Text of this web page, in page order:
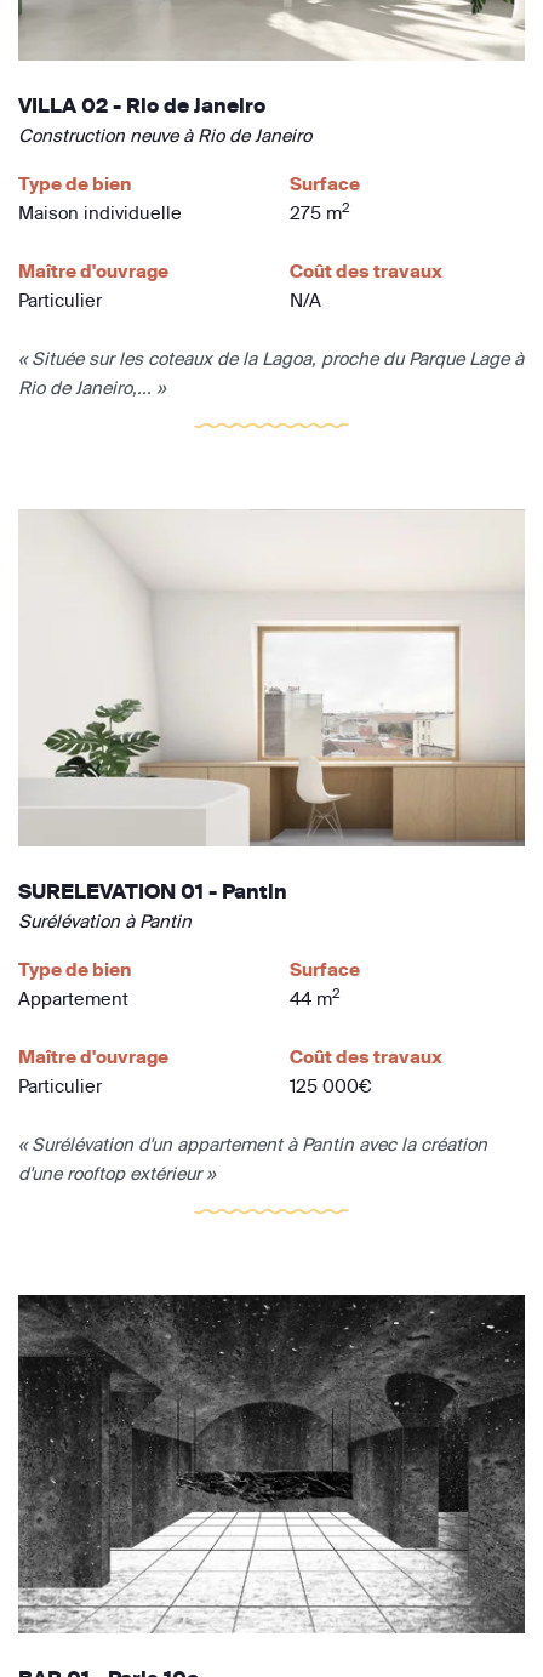
VILLA 02 - Rio de Janeiro
Construction neuve à Rio de Janeiro
Type de bien
Maison individuelle
Surface
275 m2
Maître d'ouvrage
Particulier
Coût des travaux
N/A
« Située sur les coteaux de la Lagoa, proche du Parque Lage à
Rio de Janeiro,... »
SURELEVATION 01 - Pantin
Surélévation à Pantin
Type de bien
Appartement
Surface
44 m2
Maître d'ouvrage
Particulier
Coût des travaux
125 000€
« Surélévation d'un appartement à Pantin avec la création
d'une rooftop extérieur »